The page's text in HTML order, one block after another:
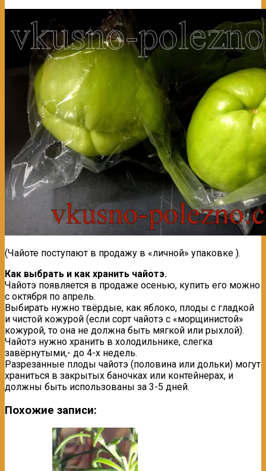
(Чайоте поступают в продажу в «личной» упаковке ).
Как выбрать и как хранить чайотэ.
Чайотэ появляется в продаже осенью, купить его можно
с октября по апрель.
Выбирать нужно твёрдые, как яблоко, плоды с гладкой
и чистой кожурой (если сорт чайотэ с «морщинистой»
кожурой, то она не должна быть мягкой или рыхлой).
Чайотэ нужно хранить в холодильнике, слегка
завёрнутыми,- до 4-х недель.
Разрезанные плоды чайотэ (половина или дольки) могут
храниться в закрытых баночках или контейнерах, и
должны быть использованы за 3-5 дней.
Похожие записи: